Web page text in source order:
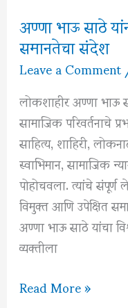
अण्णा भाऊ साठे
समानतेचा संदेश
Leave a Comment
लोकशाहीर अण्णा
सामाजिक परिवर्तनाचे
साहित्य, शाहिरी,
स्वाभिमान, सामाजिक
पोहोचवला. त्यांचे
विमुक्त आणि उपेक्षित
अण्णा भाऊ साठे यांचा
व्यक्तीला
अण्णा
Read More »